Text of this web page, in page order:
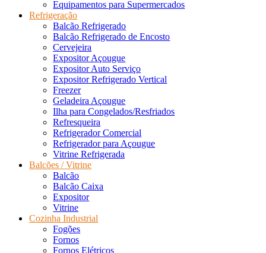
Equipamentos para Supermercados
Refrigeração
Balcão Refrigerado
Balcão Refrigerado de Encosto
Cervejeira
Expositor Açougue
Expositor Auto Serviço
Expositor Refrigerado Vertical
Freezer
Geladeira Açougue
Ilha para Congelados/Resfriados
Refresqueira
Refrigerador Comercial
Refrigerador para Açougue
Vitrine Refrigerada
Balcões / Vitrine
Balcão
Balcão Caixa
Expositor
Vitrine
Cozinha Industrial
Fogões
Fornos
Fornos Elétricos